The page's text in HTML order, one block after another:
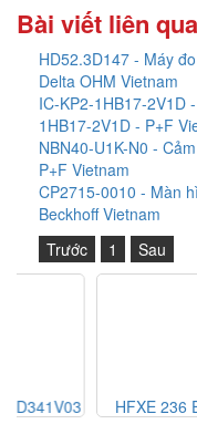
Bài viết liên
HD52.3D147 - Máy
Delta OHM Vietnam
IC-KP2-1HB17-2V1D
1HB17-2V1D - P+F
NBN40-U1K-N0 -
P+F Vietnam
CP2715-0010 - Màn
Beckhoff Vietnam
Trước
1 Sau
HFXE 236 E1003